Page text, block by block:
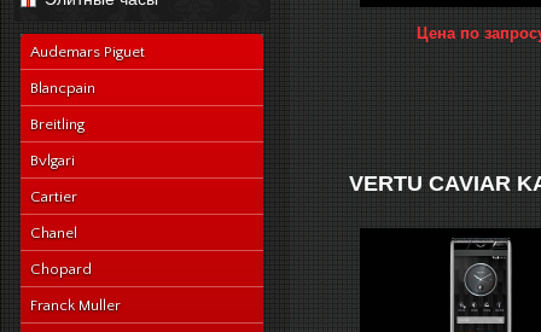
Audemars Piguet
Blancpain
Breitling
Bvlgari
Cartier
Chanel
Chopard
Franck Muller
Цена по
VERTU CAVIAR